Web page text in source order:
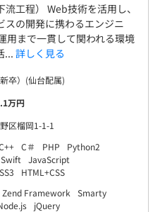
トウェア健康保険組合）
工程） Web技術を活用し、
スの開発に携わるエンジニ
用まで一貫して関われる環境
... 詳しく見る
卒）(仙台配属)
万円
区榴岡1-1-1
C＃ PHP
Python2
Swift
JavaScript
HTML+CSS
Zend Framework
Smarty
jQuery